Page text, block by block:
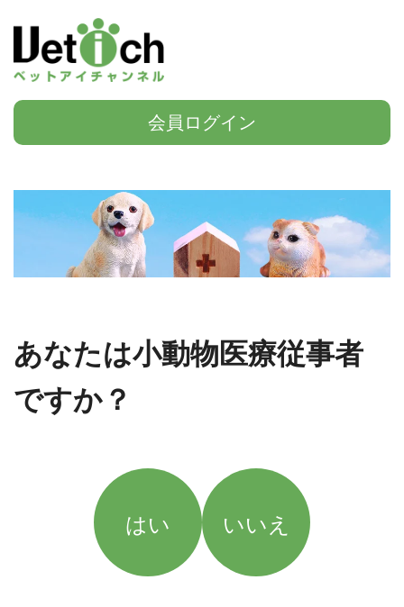
会員ログイン
あなたは小動物医療従事者
ですか？
はい いいえ